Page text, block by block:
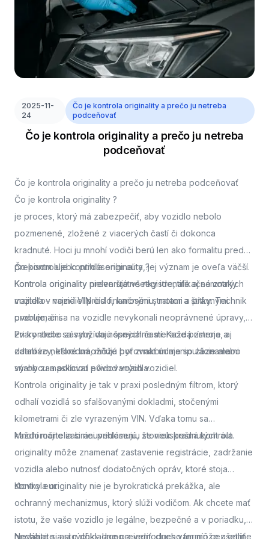
2025-11-
24
Čo je kontrola originality a prečo ju netreba
podceňovať
Čo je kontrola originality a prečo ju netreba
podceňovať
Čo je kontrola originality a prečo ju netreba podceňovať
Čo je kontrola originality ?
je proces, ktorý má zabezpečiť, aby vozidlo nebolo
pozmenené, zložené z viacerých častí či dokonca
kradnuté. Hoci ju mnohí vodiči berú len ako formalitu pred
prepisom alebo prihlásením auta, jej význam je oveľa väčší.
Kontrola originality nielen štátne registre, ale aj samotných
majiteľov vozidiel pred finančnými stratami a právnymi
problémami.
Čo kontroluje kontrola originality ?
Kontrola originality preveruje všetky identifikačné znaky
vozidla – najmä VIN číslo, karosériu, motor a štítky. Technik
overuje, či sa na vozidle nevykonali neoprávnené úpravy,
zvary alebo zásahy do nosných častí. Každá zmena, aj
zdanlivo neškodná, môže byť znakom manipulácie alebo
snahy zamaskovať pôvod vozidla.
Pri kontrole sa využívajú špeciálne meracie prístroje a
databázy, ktoré umožňujú porovnať údaje so záznamami
výrobcu a políciou evidovaných vozidiel.
Kontrola originality je tak v praxi posledným filtrom, ktorý
odhalí vozidlá so sfalšovanými dokladmi, stočenými
kilometrami či zle vyrazeným VIN. Vďaka tomu sa
každoročne zabráni prihláseniu stoviek kradnutých áut.
Mnohí majitelia si neuvedomujú, že neúspešná kontrola
originality môže znamenať zastavenie registrácie, zadržanie
vozidla alebo nutnosť dodatočných opráv, ktoré stoja
stovky eur.
Kontrola originality nie je byrokratická prekážka, ale
ochranný mechanizmus, ktorý slúži vodičom. Ak chcete mať
istotu, že vaše vozidlo je legálne, bezpečné a v poriadku,
nechajte si auto dôkladne preveriť.dnes vám môže ušetriť
Neváhajte asi rýchlo, lacno a jednoducho termín cez online